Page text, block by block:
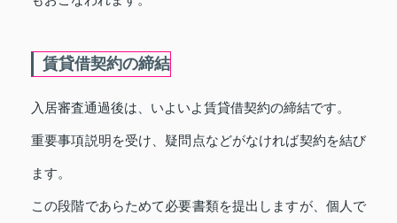
賃貸借契約の締結
入居審査通過後は、いよいよ賃貸借契約の締結です。
重要事項説明を受け、疑問点などがなければ契約を結び
ます。
この段階であらためて必要書類を提出しますが、個人で